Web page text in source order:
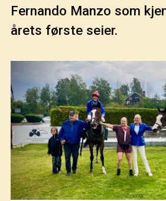
Fernando Manzo som
årets første seier.